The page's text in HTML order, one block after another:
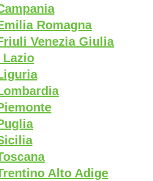
Romagna
Venezia Giulia
Alto Adige